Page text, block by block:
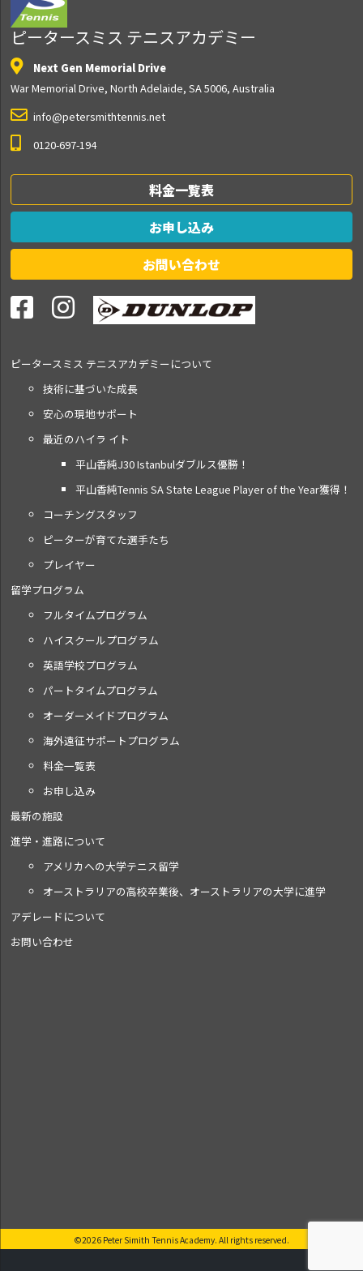
ピータースミス テニスアカデミー
Next Gen Memorial Drive
War Memorial Drive, North Adelaide, SA 5006, Australia
info@petersmithtennis.net
0120-697-194
料金一覧表
お申し込み
お問い合わせ
ピータースミス テニスアカデミーについて
技術に基づいた成長
安心の現地サポート
最近のハイラ イト
平山香純J30 Istanbulダブルス優勝！
平山香純Tennis SA State League Player of the Year獲得！
コーチングスタッフ
ピーターが育てた選手たち
プレイヤー
留学プログラム
フルタイムプログラム
ハイスクールプログラム
英語学校プログラム
パートタイムプログラム
オーダーメイドプログラム
海外遠征サポートプログラム
料金一覧表
お申し込み
最新の施設
進学・進路について
アメリカへの大学テニス留学
オーストラリアの高校卒業後、オーストラリアの大学に進学
アデレードについて
お問い合わせ
©2026 Peter Simith Tennis Academy. All rights reserved.